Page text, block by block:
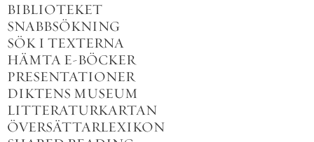
BIBLIOTEKET
SNABBSÖKNING
SÖK I TEXTERNA
HÄMTA E-BÖCKER
PRESENTATIONER
DIKTENS MUSEUM
LITTERATURKARTAN
ÖVERSÄTTARLEXIKON